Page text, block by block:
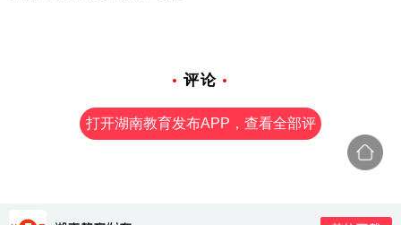
评论
打开湖南教育发布APP，查看全部评